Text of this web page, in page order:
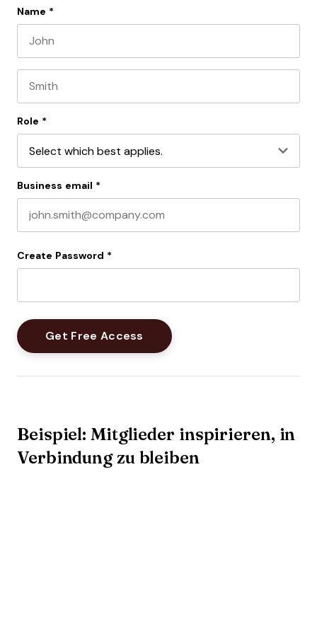
Name *
Role *
Business email *
Create Password *
Beispiel: Mitglieder inspirieren, in
Verbindung zu bleiben